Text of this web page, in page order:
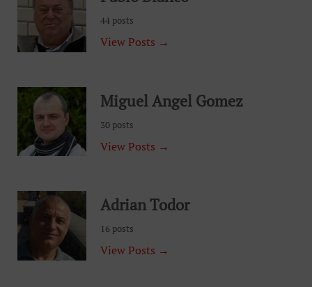
44 posts
View Posts →
Miguel Angel Gomez
30 posts
View Posts →
Adrian Todor
16 posts
View Posts →